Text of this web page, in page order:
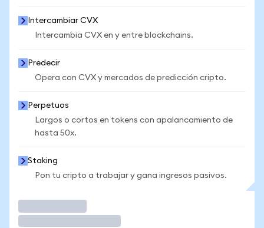
Intercambiar CVX
Intercambia CVX en y entre blockchains.
Predecir
Opera con CVX y mercados de predicción cripto.
Perpetuos
Largos o cortos en tokens con apalancamiento de
hasta 50x.
Staking
Pon tu cripto a trabajar y gana ingresos pasivos.